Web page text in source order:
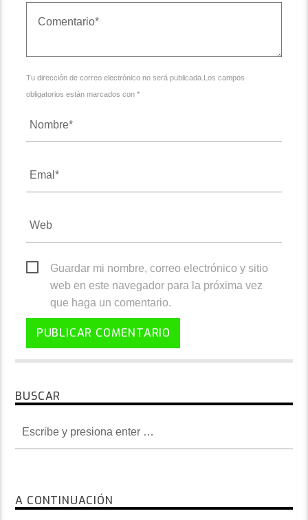
Tu dirección de correo electrónico no será publicada.Los campos
obligatorios están marcados con *
Guardar mi nombre, correo electrónico y sitio
web en este navegador para la próxima vez
que haga un comentario.
BUSCAR
A CONTINUACIÓN